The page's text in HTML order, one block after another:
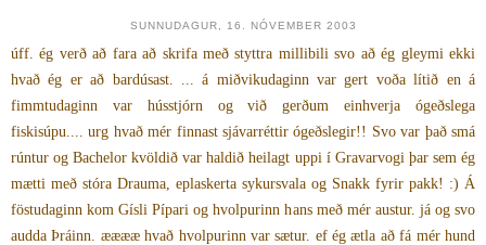
SUNNUDAGUR, 16. NÓVEMBER 2003
úff. ég verð að fara að skrifa með styttra millibili svo að ég gleymi ekki
hvað ég er að bardúsast. ... á miðvikudaginn var gert voða lítið en á
fimmtudaginn var hússtjórn og við gerðum einhverja ógeðslega
fiskisúpu.... urg hvað mér finnast sjávarréttir ógeðslegir!! Svo var það smá
rúntur og Bachelor kvöldið var haldið heilagt uppi í Gravarvogi þar sem ég
mætti með stóra Drauma, eplaskerta sykursvala og Snakk fyrir pakk! :) Á
föstudaginn kom Gísli Pípari og hvolpurinn hans með mér austur. já og svo
audda Þráinn. ææææ hvað hvolpurinn var sætur. ef ég ætla að fá mér hund